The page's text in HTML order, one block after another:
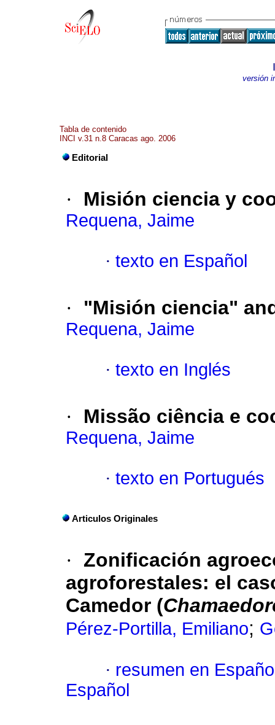
versión
Tabla de contenido
INCI v.31 n.8 Caracas ago. 2006
Editorial
· Misión ciencia y
Requena, Jaime
· texto en Español
· "Misión ciencia"
Requena, Jaime
· texto en Inglés
· Missão ciência e
Requena, Jaime
· texto en Portugués
Articulos Originales
·
Zonificación
agroforestales: el
Camedor (
Pérez-Portilla, Emiliano;
· resumen en
Español